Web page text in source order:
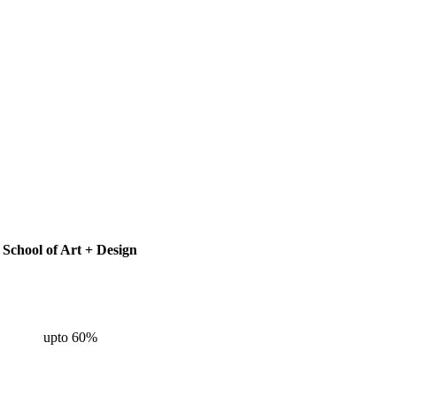
School of Art + Design
upto 60%